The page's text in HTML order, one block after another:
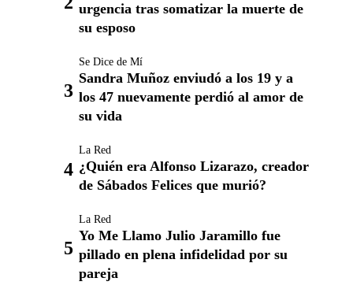
urgencia tras somatizar la muerte de
su esposo
Se Dice de Mí
Sandra Muñoz enviudó a los 19 y a
los 47 nuevamente perdió al amor de
su vida
La Red
¿Quién era Alfonso Lizarazo, creador
de Sábados Felices que murió?
La Red
Yo Me Llamo Julio Jaramillo fue
pillado en plena infidelidad por su
pareja